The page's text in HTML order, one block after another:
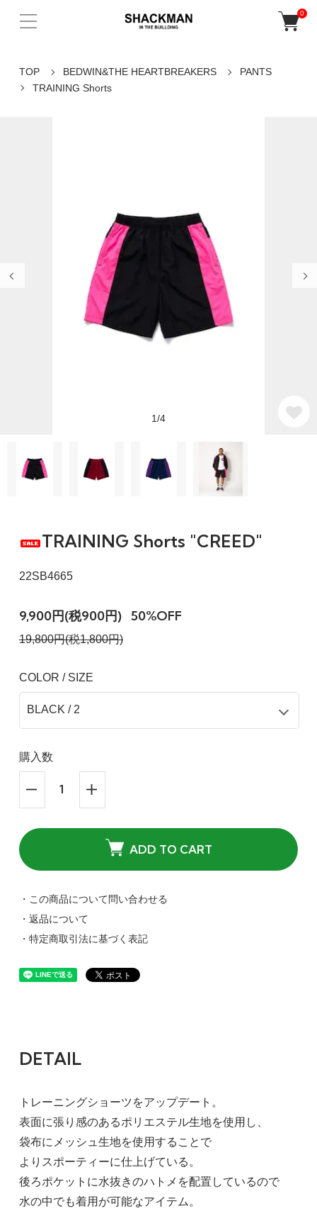
0
TOP BEDWIN&THE HEARTBREAKERS
PANTS
TRAINING Shorts
1/4
TRAINING Shorts "CREED"
22SB4665
9,900円(税900円) 50%OFF
19,800円(税1,800円)
COLOR / SIZE
購入数
ADD TO CART
・この商品について問い合わせる
・返品について
・特定商取引法に基づく表記
DETAIL
トレーニングショーツをアップデート。
表面に張り感のあるポリエステル生地を使用し、
袋布にメッシュ生地を使用することで
よりスポーティーに仕上げている。
後ろポケットに水抜きのハトメを配置しているので
水の中でも着用が可能なアイテム。
BLACK / 2
9,900円(税900円)
BLACK / 3
9,900円(税900円)
BURGUNDY / 2
9,900円(税900円)
SOLD OUT
BURGUNDY / 3